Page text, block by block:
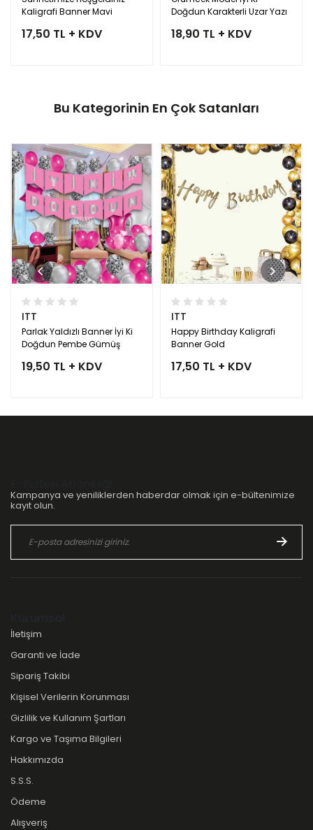
Kaligrafi Banner Mavi
17,50 TL + KDV
Doğdun Karakterli Uzar Yazı
18,90 TL + KDV
Bu Kategorinin En Çok Satanları
ITT
Parlak Yaldızlı Banner İyi Ki
Doğdun Pembe Gümüş
19,50 TL + KDV
ITT
Happy Birthday Kaligrafi
Banner Gold
17,50 TL + KDV
Kampanya ve yeniliklerden haberdar olmak için e-bültenimize
kayıt olun.
İletişim
Garanti ve İade
Sipariş Takibi
Kişisel Verilerin Korunması
Gizlilik ve Kullanım Şartları
Kargo ve Taşıma Bilgileri
Hakkımızda
S.S.S.
Ödeme
Alışveriş